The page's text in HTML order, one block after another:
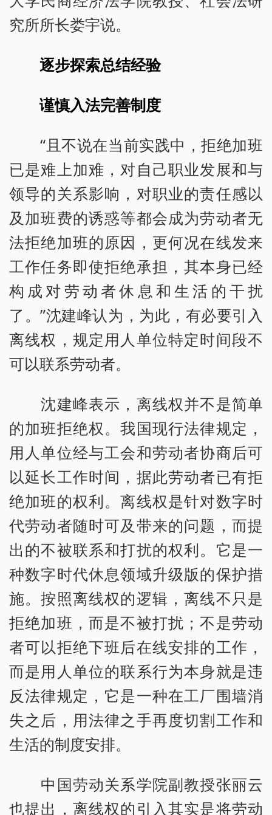
究所所长娄宇说。
逐步探索总结经验
谨慎入法完善制度
“且不说在当前实践中，拒绝加班
已是难上加难，对自己职业发展和与
领导的关系影响，对职业的责任感以
及加班费的诱惑等都会成为劳动者无
法拒绝加班的原因，更何况在线发来
工作任务即使拒绝承担，其本身已经
构成对劳动者休息和生活的干扰
了。”沈建峰认为，为此，有必要引入
离线权，规定用人单位特定时间段不
可以联系劳动者。
沈建峰表示，离线权并不是简单
的加班拒绝权。我国现行法律规定，
用人单位经与工会和劳动者协商后可
以延长工作时间，据此劳动者已有拒
绝加班的权利。离线权是针对数字时
代劳动者随时可及带来的问题，而提
出的不被联系和打扰的权利。它是一
种数字时代休息领域升级版的保护措
施。按照离线权的逻辑，离线不只是
拒绝加班，而是不被打扰；不是劳动
者可以拒绝下班后在线安排的工作，
而是用人单位的联系行为本身就是违
反法律规定，它是一种在工厂围墙消
失之后，用法律之手再度切割工作和
生活的制度安排。
中国劳动关系学院副教授张丽云
也提出，离线权的引入其实是将劳动